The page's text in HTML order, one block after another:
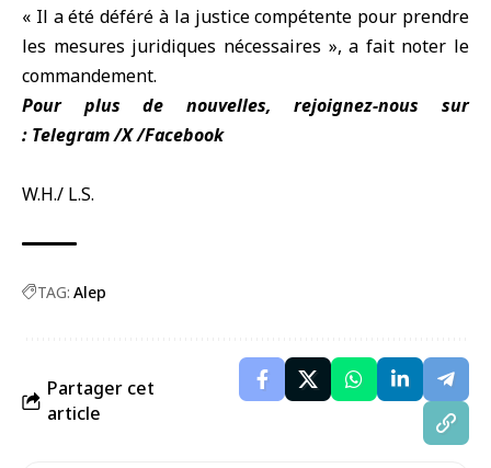
« Il a été déféré à la justice compétente pour prendre
les mesures juridiques nécessaires », a fait noter le
commandement.
Pour plus de nouvelles, rejoignez-nous sur
: Telegram/X/Facebook
W.H./ L.S.
TAG: Alep
Partager cet
article